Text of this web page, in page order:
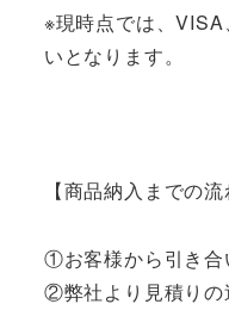
※現時点では、
いとなります。
【商品納入までの流
①お客様から引き合
②弊社より見積りの